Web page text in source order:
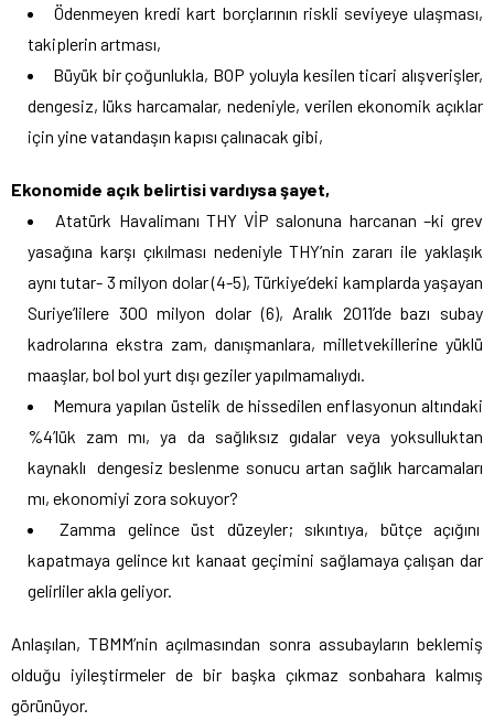
Ödenmeyen kredi kart borçlarının riskli seviyeye ulaşması,
takiplerin artması,
Büyük bir çoğunlukla, BOP yoluyla kesilen ticari alışverişler,
dengesiz, lüks harcamalar, nedeniyle, verilen ekonomik açıklar
için yine vatandaşın kapısı çalınacak gibi,
Ekonomide açık belirtisi vardıysa şayet,
Atatürk Havalimanı THY VİP salonuna harcanan –ki grev
yasağına karşı çıkılması nedeniyle THY’nin zararı ile yaklaşık
aynı tutar- 3 milyon dolar (4-5), Türkiye’deki kamplarda yaşayan
Suriye’lilere 300 milyon dolar (6), Aralık 2011’de bazı subay
kadrolarına ekstra zam, danışmanlara, milletvekillerine yüklü
maaşlar, bol bol yurt dışı geziler yapılmamalıydı.
Memura yapılan üstelik de hissedilen enflasyonun altındaki
%4’lük zam mı, ya da sağlıksız gıdalar veya yoksulluktan
kaynaklı dengesiz beslenme sonucu artan sağlık harcamaları
mı, ekonomiyi zora sokuyor?
Zamma gelince üst düzeyler; sıkıntıya, bütçe açığını
kapatmaya gelince kıt kanaat geçimini sağlamaya çalışan dar
gelirliler akla geliyor.
Anlaşılan, TBMM’nin açılmasından sonra assubayların beklemiş
olduğu iyileştirmeler de bir başka çıkmaz sonbahara kalmış
görünüyor.